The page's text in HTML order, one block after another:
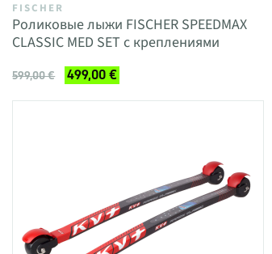
FISCHER
Роликовые лыжи FISCHER SPEEDMAX
CLASSIC MED SET с креплениями
599,00 € 499,00 €